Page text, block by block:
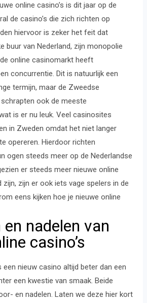
online casino’s is dit jaar op de
de casino’s die zich richten op
hiervoor is zeker het feit dat
buur van Nederland, zijn monopolie
online casinomarkt heeft
concurrentie. Dit is natuurlijk een
termijn, maar de Zweedse
ook de meeste
is er nu leuk. Veel casinosites
in Zweden omdat het niet langer
opereren. Hierdoor richten
ogen steeds meer op de Nederlandse
er steeds meer nieuwe online
zijn, zijn er ook iets vage spelers in de
eens kijken hoe je nieuwe online
nadelen van
casino’s
een nieuw casino altijd beter dan een
een kwestie van smaak. Beide
en nadelen. Laten we deze hier kort